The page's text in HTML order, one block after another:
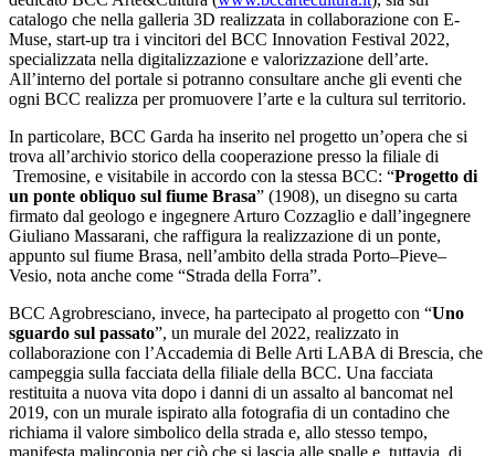
catalogo che nella galleria 3D realizzata in collaborazione con E-
Muse, start-up tra i vincitori del BCC Innovation Festival 2022,
specializzata nella digitalizzazione e valorizzazione dell’arte.
All’interno del portale si potranno consultare anche gli eventi che
ogni BCC realizza per promuovere l’arte e la cultura sul territorio.
In particolare, BCC Garda ha inserito nel progetto un’opera che si
trova all’archivio storico della cooperazione presso la filiale di
Tremosine, e visitabile in accordo con la stessa BCC: “Progetto di
un ponte obliquo sul fiume Brasa” (1908), un disegno su carta
firmato dal geologo e ingegnere Arturo Cozzaglio e dall’ingegnere
Giuliano Massarani, che raffigura la realizzazione di un ponte,
appunto sul fiume Brasa, nell’ambito della strada Porto–Pieve–
Vesio, nota anche come “Strada della Forra”.
BCC Agrobresciano, invece, ha partecipato al progetto con “Uno
sguardo sul passato”, un murale del 2022, realizzato in
collaborazione con l’Accademia di Belle Arti LABA di Brescia, che
campeggia sulla facciata della filiale della BCC. Una facciata
restituita a nuova vita dopo i danni di un assalto al bancomat nel
2019, con un murale ispirato alla fotografia di un contadino che
richiama il valore simbolico della strada e, allo stesso tempo,
manifesta malinconia per ciò che si lascia alle spalle e, tuttavia, di